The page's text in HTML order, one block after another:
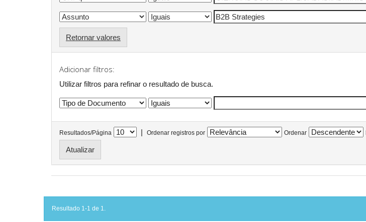
Retornar valores
Adicionar filtros:
Utilizar filtros para refinar o resultado de busca.
Resultados/Página | Ordenar registros por Ordenar
Resultado 1-1 de 1.